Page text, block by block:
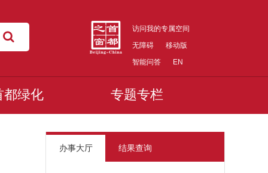
访问我的专属空间
无障碍
移动版
智能问答
EN
都绿化 专题专栏
办事大厅 结果查询